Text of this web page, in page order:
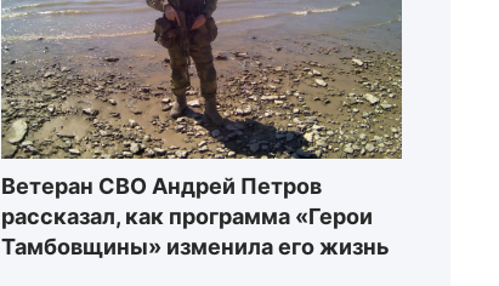
Ветеран СВО Андрей Петров
рассказал, как программа «Герои
Тамбовщины» изменила его жизнь